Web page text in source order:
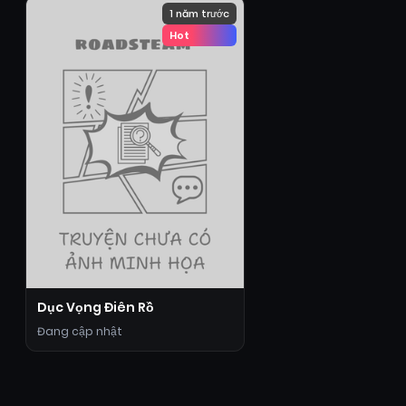
1 năm trước
Hot
Dục Vọng Điên Rồ
Đang cập nhật